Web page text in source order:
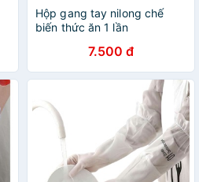
Hộp gang tay nilong chế
biến thức ăn 1 lần
7.500 đ